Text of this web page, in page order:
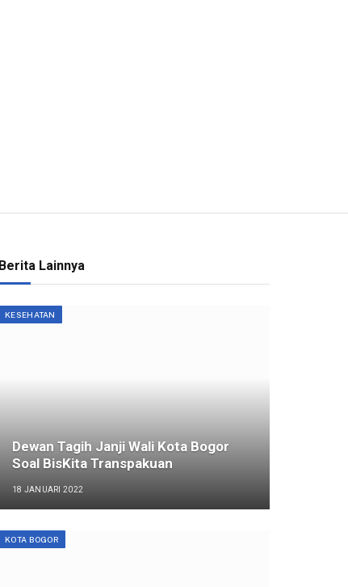
Berita Lainnya
KESEHATAN
Dewan Tagih Janji Wali Kota Bogor
Soal BisKita Transpakuan
18 JANUARI 2022
KOTA BOGOR